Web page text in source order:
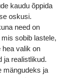
kaudu õppida
oskusi.
need on
sobib lastele,
hea valik on
ja realistlikud.
mängudeks ja